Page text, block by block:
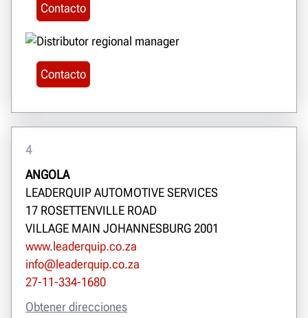
Contacto
Contacto
4
ANGOLA
LEADERQUIP AUTOMOTIVE SERVICES
17 ROSETTENVILLE ROAD
VILLAGE MAIN JOHANNESBURG 2001
www.leaderquip.co.za
info@leaderquip.co.za
27-11-334-1680
Obtener direcciones